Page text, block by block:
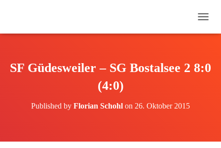
A
A
SF Güdesweiler – SG Bostalsee 2 8:0
(4:0)
Published by Florian Schohl on 26. Oktober 2015